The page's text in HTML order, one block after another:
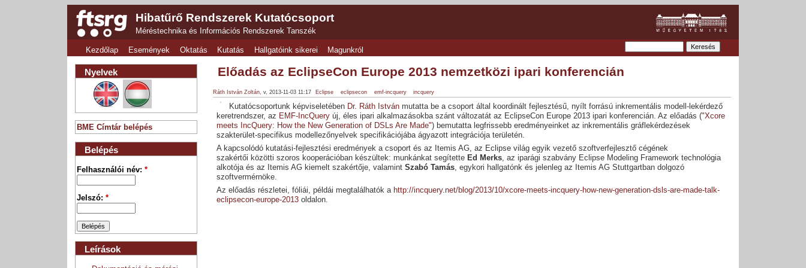
Hibatűrő Rendszerek Kutatócsoport
Méréstechnika és Információs Rendszerek Tanszék
Kezdőlap Események Oktatás Kutatás Hallgatóink sikerei Magunkról
Előadás az EclipseCon Europe 2013 nemzetközi ipari konferencián
Ráth István Zoltán, v, 2013-11-03 11:17 Eclipse eclipsecon emf-incquery incquery
Kutatócsoportunk képviseletében Dr. Ráth Istvánmutatta be a csoport által koordinált fejlesztésű, nyílt forrású inkrementális modell-lekérdező
keretrendszer, az EMF-IncQueryúj, éles ipari alkalmazásokba szánt változatát az EclipseCon Europe 2013 ipari konferencián. Az előadás ("Xcore
meets IncQuery: How the New Generation of DSLs Are Made") bemutatta legfrissebb eredményeinket az inkrementális gráflekérdezések
szakterület-specifikus modellezőnyelvek specifikációjába ágyazott integrációja területén.
A kapcsolódó kutatási-fejlesztési eredmények a csoport és az Itemis AG, az Eclipse világ egyik vezető szoftverfejlesztő cégének
szakértői közötti szoros kooperációban készültek: munkánkat segítette Ed Merks, az iparági szabvány Eclipse Modeling Framework technológia
alkotója és az Itemis AG kiemelt szakértője, valamint Szabó Tamás, egykori hallgatónk és jelenleg az Itemis AG Stuttgartban dolgozó
szoftvermérnöke.
Az előadás részletei, fóliái, példái megtalálhatók a http://incquery.net/blog/2013/10/xcore-meets-incquery-how-new-generation-dsls-are-made-talk-
eclipsecon-europe-2013oldalon.
Nyelvek
BME Címtár belépés
Belépés
Felhasználói név:*
Jelszó:*
Leírások